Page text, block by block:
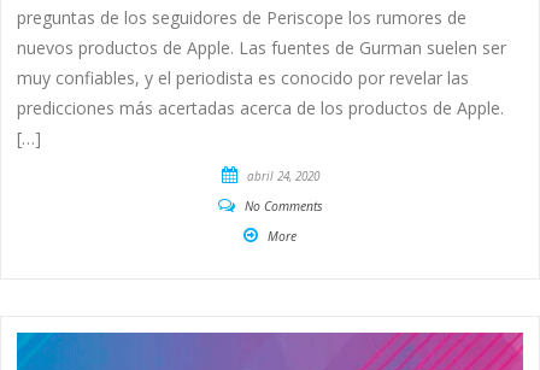
preguntas de los seguidores de Periscope los rumores de
nuevos productos de Apple. Las fuentes de Gurman suelen ser
muy confiables, y el periodista es conocido por revelar las
predicciones más acertadas acerca de los productos de Apple.
[…]
abril 24, 2020
No Comments
More